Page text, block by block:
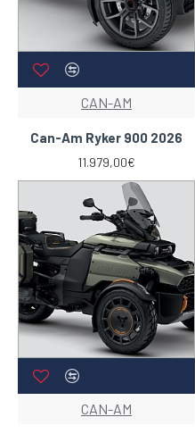
CAN-AM
Can-Am Ryker 900 2026
11.979,00€
CAN-AM